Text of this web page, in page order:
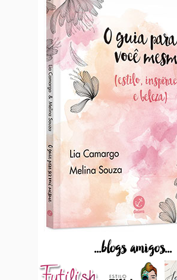
...blogs amigos...